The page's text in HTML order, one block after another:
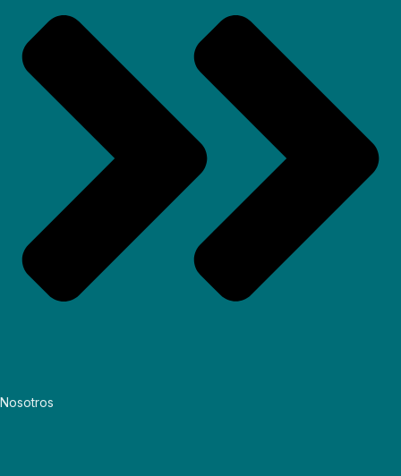
Nosotros